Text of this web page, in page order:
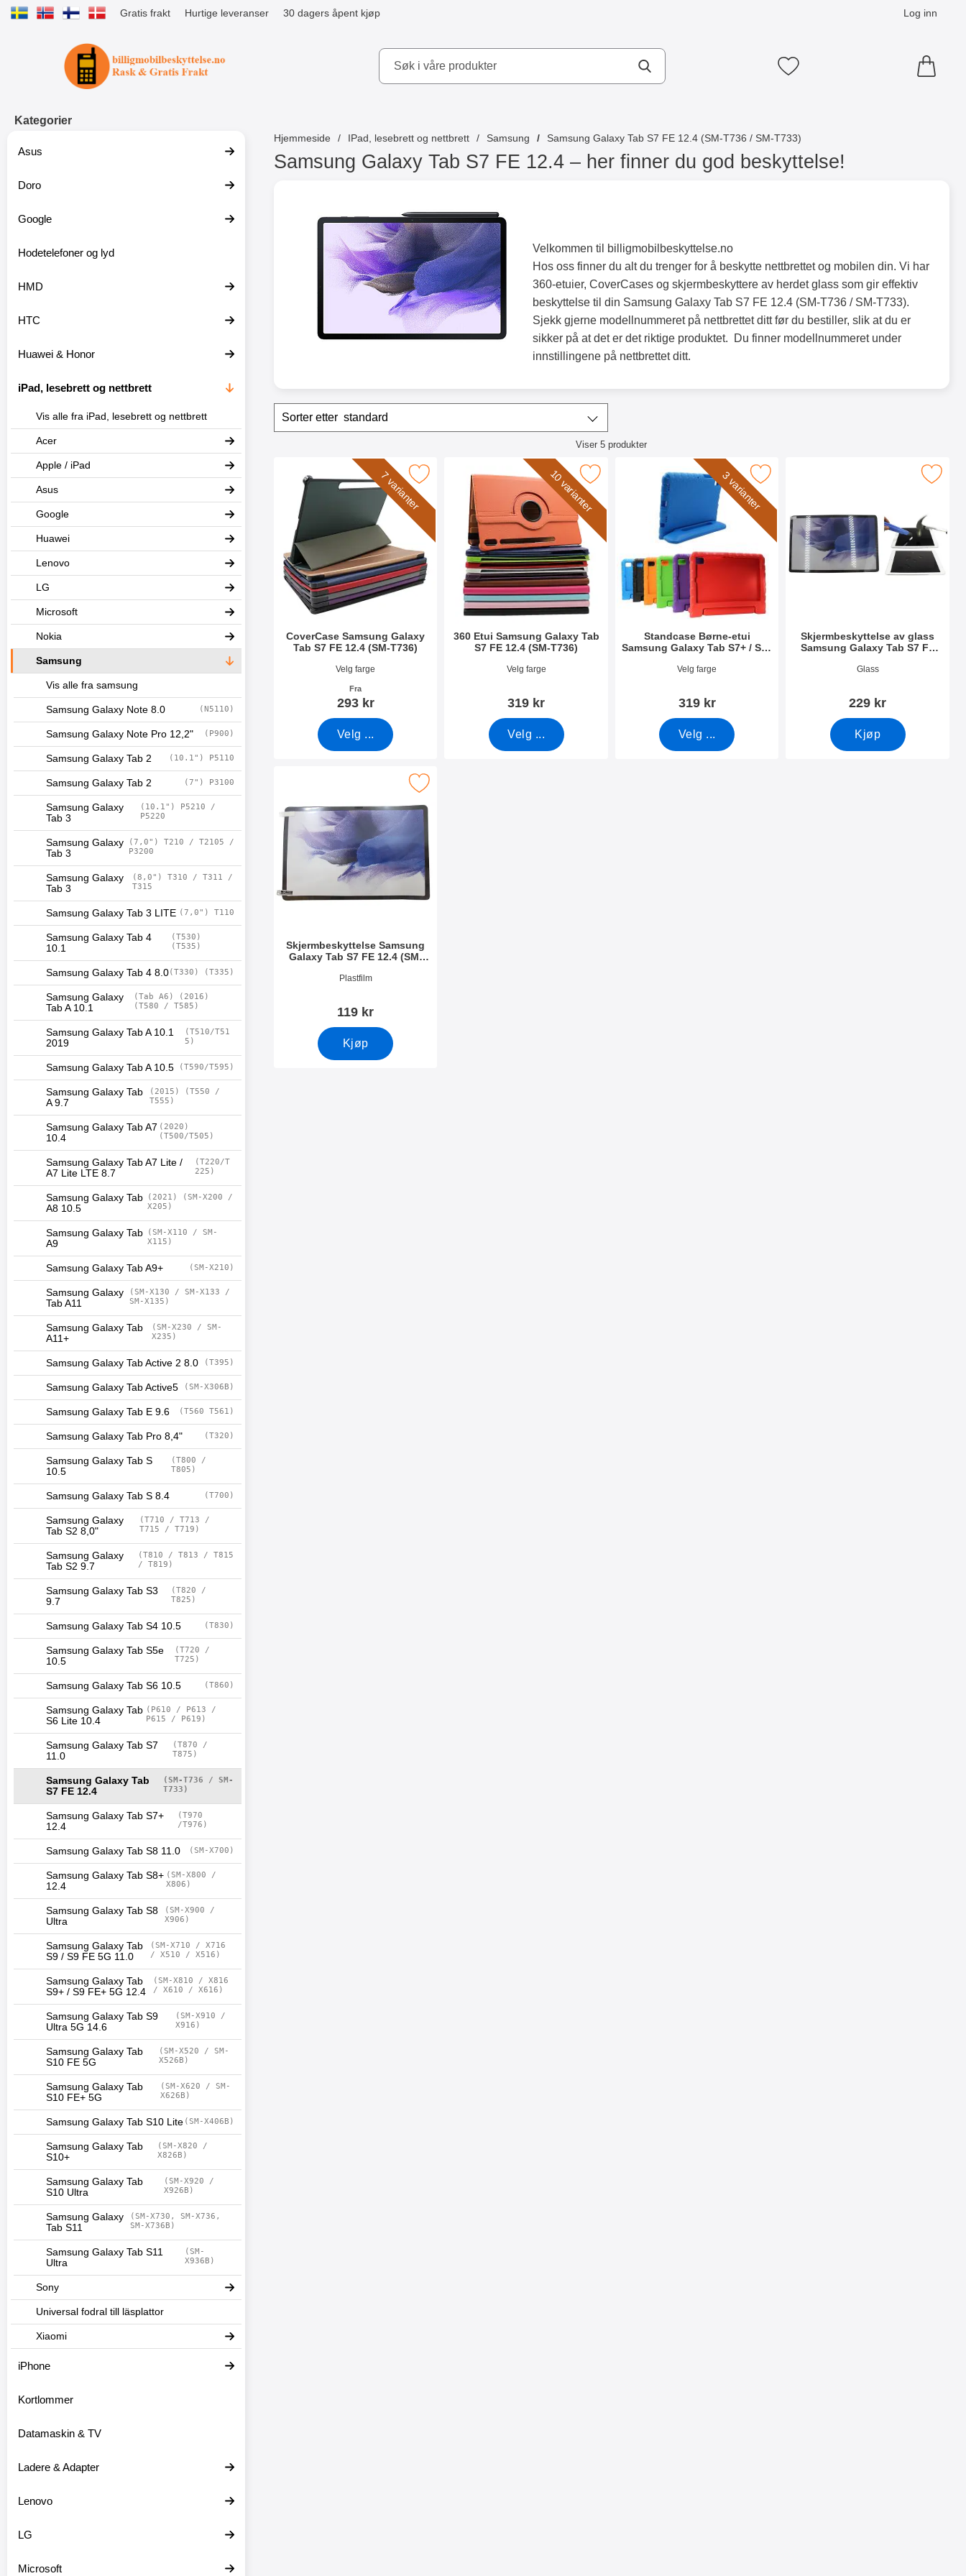
Gratis frakt Hurtige leveranser 30 dagers åpent kjøp Log inn
Startsiden for Tibro Billiga Mobilskydd AB Mine favoritter
Kategorier
Asus
Doro
Google
Hodetelefoner og lyd
HMD
HTC
Huawei & Honor
iPad, lesebrett og nettbrett
Vis alle fra iPad, lesebrett og nettbrett
Acer
Apple / iPad
Asus
Google
Huawei
Lenovo
LG
Microsoft
Nokia
Samsung
Vis alle fra samsung
Samsung Galaxy Note 8.0 (N5110)
Samsung Galaxy Note Pro 12,2" (P900)
Samsung Galaxy Tab 2 (10.1") P5110
Samsung Galaxy Tab 2 (7") P3100
Samsung Galaxy
Tab 3
(10.1") P5210 /
P5220
Samsung Galaxy
Tab 3
(7,0") T210 / T2105 /
P3200
Samsung Galaxy
Tab 3
(8,0") T310 / T311 /
T315
Samsung Galaxy Tab 3 LITE (7,0") T110
Samsung Galaxy Tab 4
10.1
(T530)
(T535)
Samsung Galaxy Tab 4 8.0(T330) (T335)
Samsung Galaxy
Tab A 10.1
(Tab A6) (2016)
(T580 / T585)
Samsung Galaxy Tab A 10.1
2019
(T510/T51
5)
Samsung Galaxy Tab A 10.5 (T590/T595)
Samsung Galaxy Tab
A 9.7
(2015) (T550 /
T555)
Samsung Galaxy Tab A7
10.4
(2020)
(T500/T505)
Samsung Galaxy Tab A7 Lite /
A7 Lite LTE 8.7
(T220/T
225)
Samsung Galaxy Tab
A8 10.5
(2021) (SM-X200 /
X205)
Samsung Galaxy Tab
A9
(SM-X110 / SM-
X115)
Samsung Galaxy Tab A9+ (SM-X210)
Samsung Galaxy
Tab A11
(SM-X130 / SM-X133 /
SM-X135)
Samsung Galaxy Tab
A11+
(SM-X230 / SM-
X235)
Samsung Galaxy Tab Active 2 8.0 (T395)
Samsung Galaxy Tab Active5 (SM-X306B)
Samsung Galaxy Tab E 9.6 (T560 T561)
Samsung Galaxy Tab Pro 8,4" (T320)
Samsung Galaxy Tab S
10.5
(T800 /
T805)
Samsung Galaxy Tab S 8.4 (T700)
Samsung Galaxy
Tab S2 8,0"
(T710 / T713 /
T715 / T719)
Samsung Galaxy
Tab S2 9.7
(T810 / T813 / T815
/ T819)
Samsung Galaxy Tab S3
9.7
(T820 /
T825)
Samsung Galaxy Tab S4 10.5 (T830)
Samsung Galaxy Tab S5e
10.5
(T720 /
T725)
Samsung Galaxy Tab S6 10.5 (T860)
Samsung Galaxy Tab
S6 Lite 10.4
(P610 / P613 /
P615 / P619)
Samsung Galaxy Tab S7
11.0
(T870 /
T875)
Samsung Galaxy Tab
S7 FE 12.4
(SM-T736 / SM-
T733)
Samsung Galaxy Tab S7+
12.4
(T970
/T976)
Samsung Galaxy Tab S8 11.0 (SM-X700)
Samsung Galaxy Tab S8+
12.4
(SM-X800 /
X806)
Samsung Galaxy Tab S8
Ultra
(SM-X900 /
X906)
Samsung Galaxy Tab
S9 / S9 FE 5G 11.0
(SM-X710 / X716
/ X510 / X516)
Samsung Galaxy Tab
S9+ / S9 FE+ 5G 12.4
(SM-X810 / X816
/ X610 / X616)
Samsung Galaxy Tab S9
Ultra 5G 14.6
(SM-X910 /
X916)
Samsung Galaxy Tab
S10 FE 5G
(SM-X520 / SM-
X526B)
Samsung Galaxy Tab
S10 FE+ 5G
(SM-X620 / SM-
X626B)
Samsung Galaxy Tab S10 Lite (SM-X406B)
Samsung Galaxy Tab
S10+
(SM-X820 /
X826B)
Samsung Galaxy Tab
S10 Ultra
(SM-X920 /
X926B)
Samsung Galaxy
Tab S11
(SM-X730, SM-X736,
SM-X736B)
Samsung Galaxy Tab S11
Ultra
(SM-
X936B)
Sony
Universal fodral till läsplattor
Xiaomi
iPhone
Kortlommer
Datamaskin & TV
Ladere & Adapter
Lenovo
LG
Microsoft
Hjemmeside IPad, lesebrett og nettbrett Samsung Samsung Galaxy Tab S7 FE 12.4 (SM-T736 / SM-T733)
Samsung Galaxy Tab S7 FE 12.4 – her finner du god beskyttelse!
Velkommen til billigmobilbeskyttelse.no
Hos oss finner du alt du trenger for å beskytte nettbrettet og mobilen din. Vi har
360-etuier, CoverCases og skjermbeskyttere av herdet glass som gir effektiv
beskyttelse til din Samsung Galaxy Tab S7 FE 12.4 (SM-T736 / SM-T733).
Sjekk gjerne modellnummeret på nettbrettet ditt før du bestiller, slik at du er
sikker på at det er det riktige produktet. Du finner modellnummeret under
innstillingene på nettbrettet ditt.
p
Filter/sorter
standard
Viser5produkter
produktliste
7 varianter
CoverCase Samsung Galaxy
Tab S7 FE 12.4 (SM-T736)
Varenummer 41713
Velg farge
Fra
293 kr
Velg ...
Merk coverCase Samsung Galaxy Tab S7 FE 12.4 (SM-T736) som favoritt
10 varianter
360 Etui Samsung Galaxy Tab
S7 FE 12.4 (SM-T736)
Varenummer 41714
Velg farge
319 kr
Velg ...
Merk 360 Etui Samsung Galaxy Tab S7 FE 12.4 (SM-T736) som favoritt
3 varianter
Standcase Børne-etui
Samsung Galaxy Tab S7+ / S8+
Varenummer 42741
Velg farge
319 kr
Velg ...
Merk standcase Børne-etui Samsung Galaxy Tab S7+ / S8+ / S7 FE 12.4 som
Skjermbeskyttelse av glass
Samsung Galaxy Tab S7 FE
Varenummer 41712
Glass
229 kr
Kjøp
Merk skjermbeskyttelse av glass Samsung Galaxy
Skjermbeskyttelse Samsung
Galaxy Tab S7 FE 12.4 (SM-
Varenummer 41711
Plastfilm
119 kr
Kjøp
Merk skjermbeskyttelse Samsung Galaxy Tab S7 FE 12.4 (SM-T736) som favoritt